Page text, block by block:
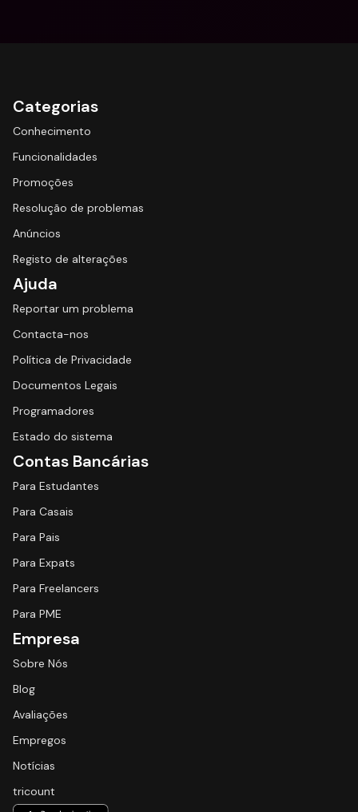
Categorias
Conhecimento
Funcionalidades
Promoções
Resolução de problemas
Anúncios
Registo de alterações
Ajuda
Reportar um problema
Contacta-nos
Política de Privacidade
Documentos Legais
Programadores
Estado do sistema
Contas Bancárias
Para Estudantes
Para Casais
Para Pais
Para Expats
Para Freelancers
Para PME
Empresa
Sobre Nós
Blog
Avaliações
Empregos
Notícias
tricount